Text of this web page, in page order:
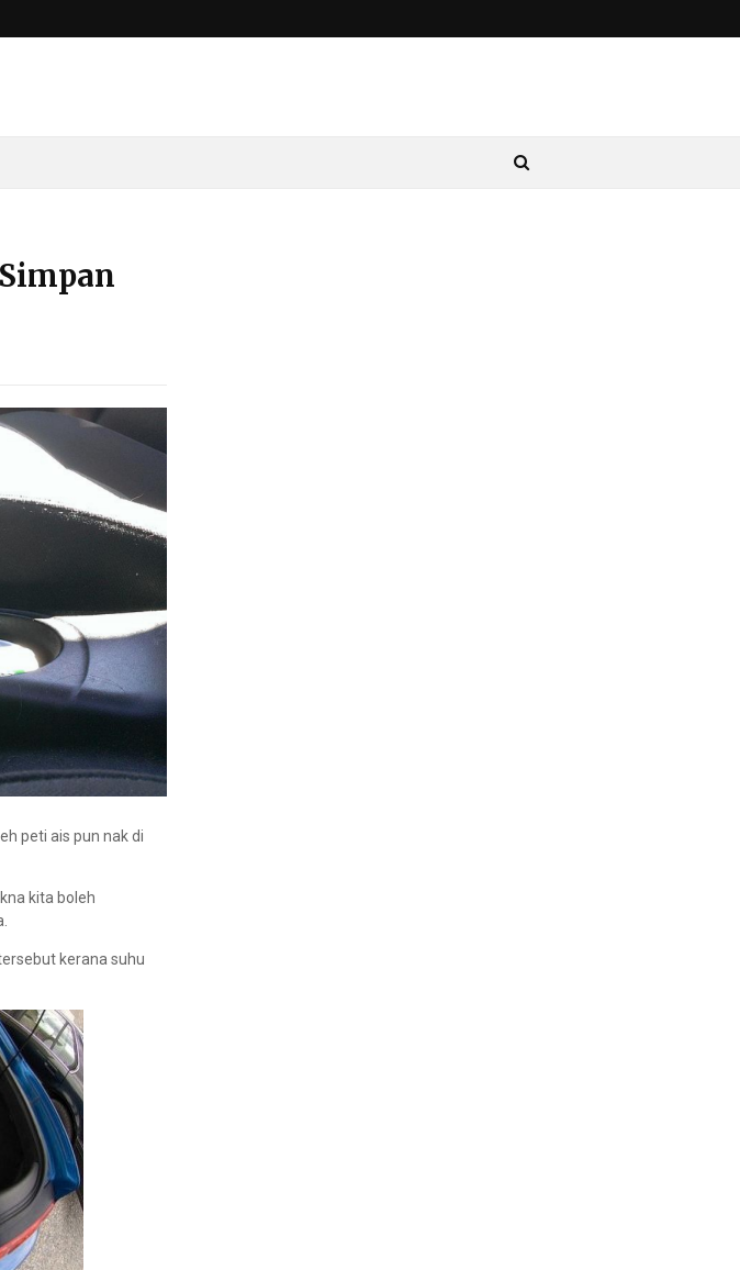
peti ais pun nak di
kita boleh
kerana suhu